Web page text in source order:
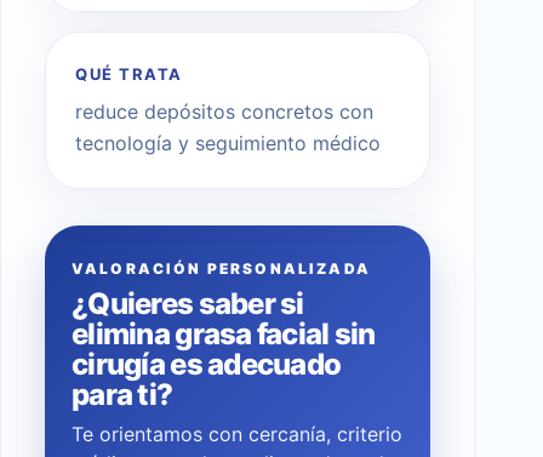
QUÉ TRATA
reduce depósitos concretos con
tecnología y seguimiento médico
VALORACIÓN PERSONALIZADA
¿Quieres saber si
elimina grasa facial sin
cirugía es adecuado
para ti?
Te orientamos con cercanía, criterio